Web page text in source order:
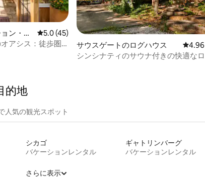
ン・ア
レビュー45件、5つ星中5.0つ星の平均評価
5.0 (45)
アシス：徒歩圏
サウスゲートのログハウス レビ
シンシナティのサウナ付きの快適な
的⁠地
人気の観光スポット
シカゴ
バケーションレンタル
ギャトリンバーグ
バケーションレンタル
さらに表示